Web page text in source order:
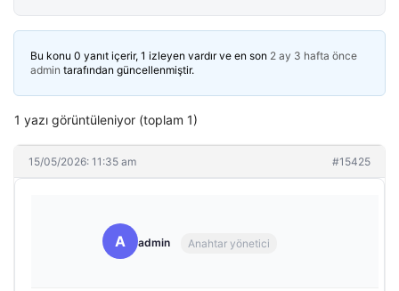
Bu konu 0 yanıt içerir, 1 izleyen vardır ve en son 2 ay 3 hafta önce
admin tarafından güncellenmiştir.
1 yazı görüntüleniyor (toplam 1)
15/05/2026: 11:35 am #15425
A admin Anahtar yönetici